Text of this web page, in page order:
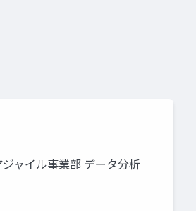
ャイル事業部 データ分析